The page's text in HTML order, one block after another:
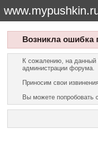
Возникла ошибка
К сожалению, на данный
администрации форума.
Приносим свои
Вы можете попробовать